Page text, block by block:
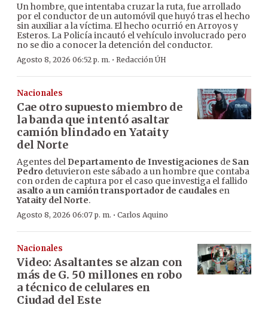
Un hombre, que intentaba cruzar la ruta, fue arrollado
por el conductor de un automóvil que huyó tras el hecho
sin auxiliar a la víctima. El hecho ocurrió en Arroyos y
Esteros. La Policía incautó el vehículo involucrado pero
no se dio a conocer la detención del conductor.
Agosto 8, 2026 06:52 p. m. · Redacción ÚH
Nacionales
Cae otro supuesto miembro de
la banda que intentó asaltar
camión blindado en Yataity
del Norte
Agentes del Departamento de Investigaciones de San
Pedro detuvieron este sábado a un hombre que contaba
con orden de captura por el caso que investiga el fallido
asalto a un camión transportador de caudales en
Yataity del Norte.
Agosto 8, 2026 06:07 p. m. · Carlos Aquino
Nacionales
Video: Asaltantes se alzan con
más de G. 50 millones en robo
a técnico de celulares en
Ciudad del Este